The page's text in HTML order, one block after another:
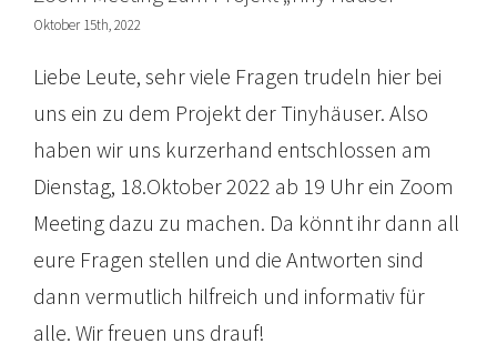
Oktober 15th, 2022
Liebe Leute, sehr viele Fragen trudeln hier bei
uns ein zu dem Projekt der Tinyhäuser. Also
haben wir uns kurzerhand entschlossen am
Dienstag, 18.Oktober 2022 ab 19 Uhr ein Zoom
Meeting dazu zu machen. Da könnt ihr dann all
eure Fragen stellen und die Antworten sind
dann vermutlich hilfreich und informativ für
alle. Wir freuen uns drauf!